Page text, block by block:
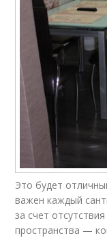
Это будет
важен каждый
за счет
пространства —